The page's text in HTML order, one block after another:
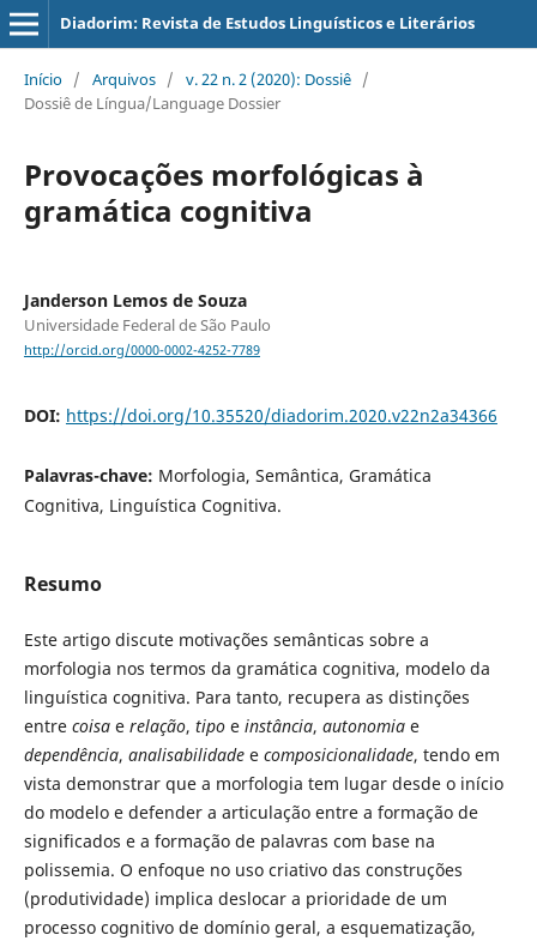
Diadorim: Revista de Estudos Linguísticos e Literários
Início / Arquivos / v. 22 n. 2 (2020): Dossiê /
Dossiê de Língua/Language Dossier
Provocações morfológicas à
gramática cognitiva
Janderson Lemos de Souza
Universidade Federal de São Paulo
http://orcid.org/0000-0002-4252-7789
DOI: https://doi.org/10.35520/diadorim.2020.v22n2a34366
Palavras-chave: Morfologia, Semântica, Gramática
Cognitiva, Linguística Cognitiva.
Resumo
Este artigo discute motivações semânticas sobre a
morfologia nos termos da gramática cognitiva, modelo da
linguística cognitiva. Para tanto, recupera as distinções
entre coisae relação, tipoe instância, autonomiae
dependência, analisabilidadee composicionalidade, tendo em
vista demonstrar que a morfologia tem lugar desde o início
do modelo e defender a articulação entre a formação de
significados e a formação de palavras com base na
polissemia. O enfoque no uso criativo das construções
(produtividade) implica deslocar a prioridade de um
processo cognitivo de domínio geral, a esquematização,